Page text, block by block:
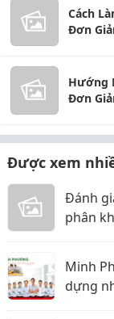
Cách
Đơn
Hướng
Đơn
Được xem
Đánh
phân
Minh
dựng